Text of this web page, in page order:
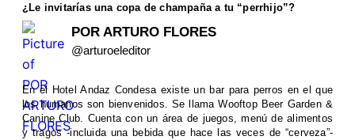
¿Le invitarías una copa de champaña a tu “perrhijo”?
POR ARTURO FLORES
@arturoeleditor
En el Hotel Andaz Condesa existe un bar para perros en el que
los humanos son bienvenidos. Se llama Wooftop Beer Garden &
Canine Club. Cuenta con un área de juegos, menú de alimentos
y tragos -incluida una bebida que hace las veces de “cerveza”-